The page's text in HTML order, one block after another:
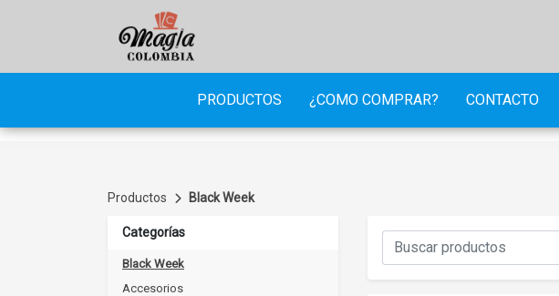
PRODUCTOS ¿COMO COMPRAR? CONTACTO
Productos Black Week
Categorías
Black Week
Accesorios